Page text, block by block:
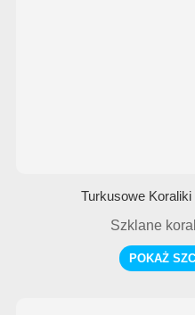
Turkusowe
Szklane
POKAŻ